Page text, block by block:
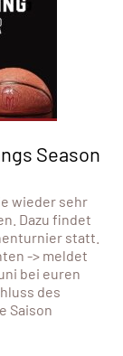
Season
wieder sehr
Dazu findet
statt.
-> meldet
bei euren
des
Saison